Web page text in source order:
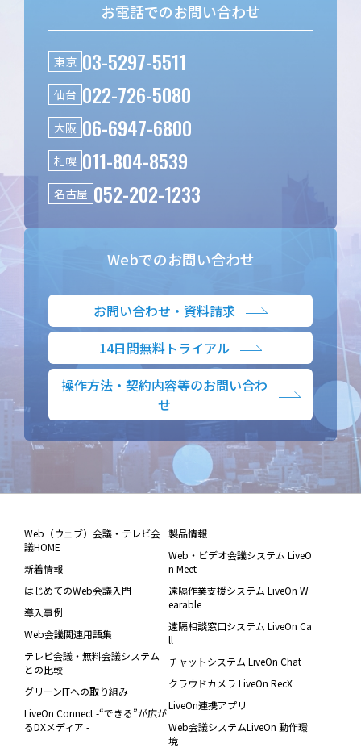
お電話でのお問い合わせ
東京 03-5297-5511
仙台 022-726-5080
大阪 06-6947-6800
札幌 011-804-8539
名古屋 052-202-1233
Webでのお問い合わせ
お問い合わせ・資料請求
14日間無料トライアル
操作方法・契約内容等のお問い合わ
せ
Web（ウェブ）会議・テレビ会
議HOME
新着情報
はじめてのWeb会議入門
導入事例
Web会議関連用語集
テレビ会議・無料会議システム
との比較
グリーンITへの取り組み
LiveOn Connect -“できる”が広が
るDXメディア -
製品情報
Web・ビデオ会議システム LiveO
n Meet
遠隔作業支援システム LiveOn W
earable
遠隔相談窓口システム LiveOn Ca
ll
チャットシステム LiveOn Chat
クラウドカメラ LiveOn RecX
LiveOn連携アプリ
Web会議システムLiveOn 動作環
境